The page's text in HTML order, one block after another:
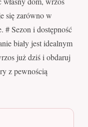
się zarówno w
# Sezon i dostępność
biały jest idealnym
już dziś i obdaruj
z pewnością